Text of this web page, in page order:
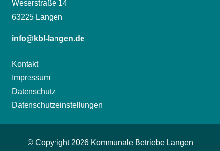
Weserstraße 14
63225 Langen
info@kbl-langen.de
Kontakt
Impressum
Datenschutz
Datenschutzeinstellungen
© Copyright 2026 Kommunale Betriebe Langen